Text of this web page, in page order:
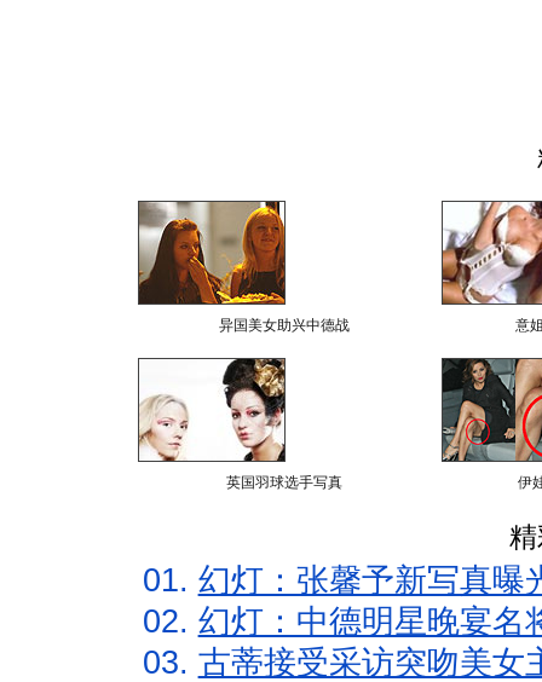
异国美女助兴中德战 意
英国羽球选手写真 伊
01. 幻灯：张馨予新写真曝
02. 幻灯：中德明星晚宴名
03. 古蒂接受采访突吻美女